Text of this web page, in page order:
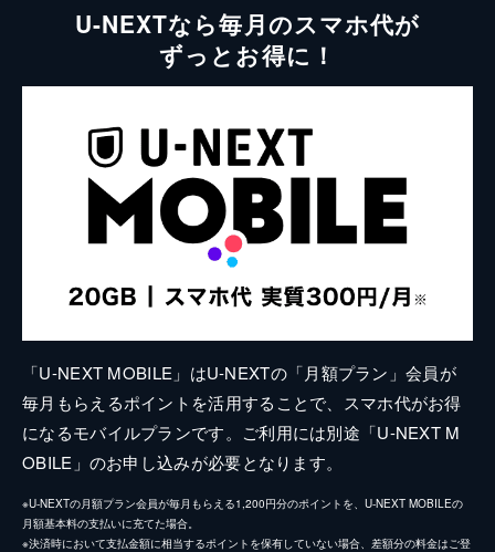
U-NEXTなら毎月のスマホ代が
ずっとお得に！
「U-NEXT MOBILE」はU-NEXTの「月額プラン」会員が
毎月もらえるポイントを活用することで、スマホ代がお得
になるモバイルプランです。ご利用には別途「U-NEXT M
OBILE」のお申し込みが必要となります。
※U-NEXTの月額プラン会員が毎月もらえる1,200円分のポイントを、U-NEXT MOBILEの
月額基本料の支払いに充てた場合。
※決済時において支払金額に相当するポイントを保有していない場合、差額分の料金はご登